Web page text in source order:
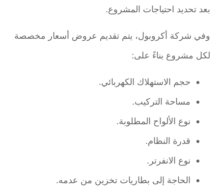
بعد تحديد احتياجات المشروع.
وفي شركة أكروبول، يتم تقديم عروض أسعار مخصصة
لكل مشروع بناءً على:
حجم الاستهلاك الكهربائي.
مساحة التركيب.
نوع الألواح المطلوبة.
قدرة النظام.
نوع الانفرتر.
الحاجة إلى بطاريات تخزين من عدمه.